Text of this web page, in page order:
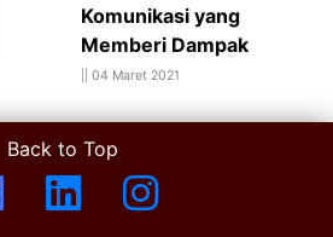
Komunikasi yang
Memberi Dampak
04 Maret 2021
Back to Top